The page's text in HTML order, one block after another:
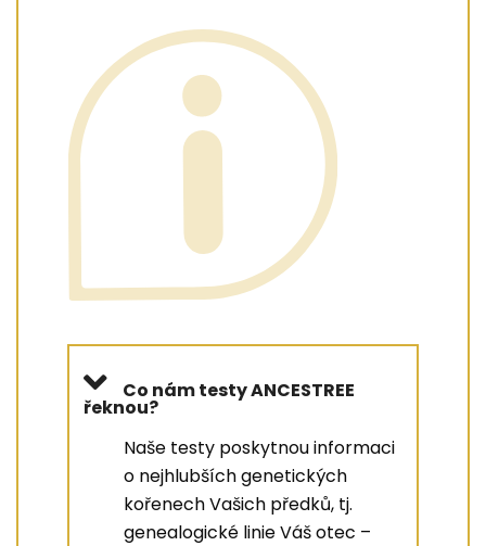
Co nám testy ANCESTREE
řeknou?
Naše testy poskytnou informaci
o nejhlubších genetických
kořenech Vašich předků, tj.
genealogické linie Váš otec –